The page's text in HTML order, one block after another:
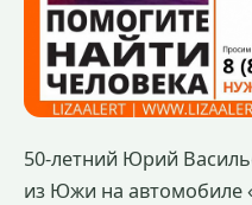
50-летний Юрий
из Южи на автомобиле